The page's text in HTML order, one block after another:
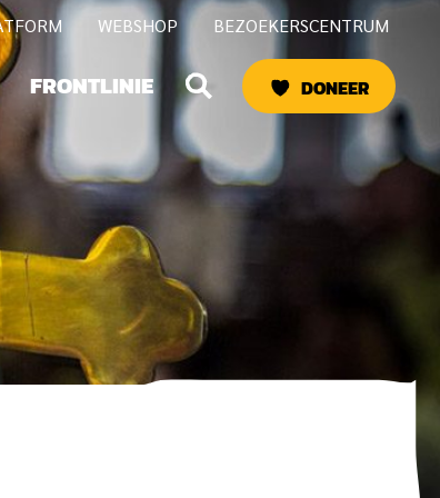
WEBSHOP BEZOEKERSCENTRUM
FRONTLINIE Zoeken DONEER